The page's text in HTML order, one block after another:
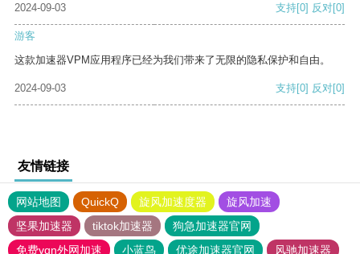
2024-09-03 支持[0] 反对[0]
游客
这款加速器VPM应用程序已经为我们带来了无限的隐私保护和自由。
2024-09-03 支持[0] 反对[0]
友情链接
网站地图 QuickQ 旋风加速度器
旋风加速
坚果加速器
tiktok加速器
狗急加速器官网
免费vqn外网加速
小蓝鸟 优途加速器官网
风驰加速器